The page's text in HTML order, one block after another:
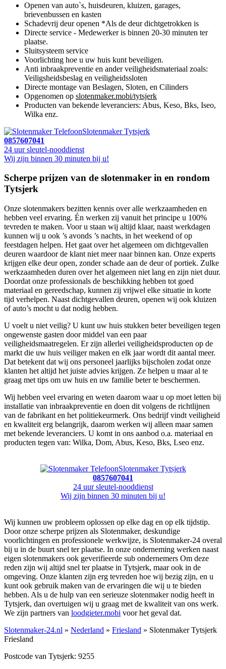
Openen van auto`s, huisdeuren, kluizen, garages,
brievenbussen en kasten
Schadevrij deur openen *Als de deur dichtgetrokken is
Directe service - Medewerker is binnen 20-30 minuten ter
plaatse.
Sluitsysteem service
Voorlichting hoe u uw huis kunt beveiligen.
Anti inbraakpreventie en ander veiligheidsmateriaal zoals:
Veiligsheidsbeslag en veiligheidssloten
Directe montage van Beslagen, Sloten, en Cilinders
Opgenomen op slotenmaker.mobi/tytsjerk
Producten van bekende leveranciers: Abus, Keso, Bks, Iseo,
Wilka enz.
Slotenmaker Tytsjerk
0857607041
24 uur sleutel-nooddienst
Wij zijn binnen 30 minuten bij u!
Scherpe prijzen van de slotenmaker in en rondom
Tytsjerk
Onze slotenmakers bezitten kennis over alle werkzaamheden en
hebben veel ervaring. Én werken zij vanuit het principe u 100%
tevreden te maken. Voor u staan wij altijd klaar, naast werkdagen
kunnen wij u ook ’s avonds ’s nachts, in het weekend of op
feestdagen helpen. Het gaat over het algemeen om dichtgevallen
deuren waardoor de klant niet meer naar binnen kan. Onze experts
krijgen elke deur open, zonder schade aan de deur of portiek. Zulke
werkzaamheden duren over het algemeen niet lang en zijn niet duur.
Doordat onze professionals de beschikking hebben tot goed
materiaal en gereedschap, kunnen zij vrijwel elke situatie in korte
tijd verhelpen. Naast dichtgevallen deuren, openen wij ook kluizen
of auto’s mocht u dat nodig hebben.
U voelt u niet veilig? U kunt uw huis stukken beter beveiligen tegen
ongewenste gasten door middel van een paar
veiligheidsmaatregelen. Er zijn allerlei veiligheidsproducten op de
markt die uw huis veiliger maken en elk jaar wordt dit aantal meer.
Dat betekent dat wij ons personeel jaarlijks bijscholen zodat onze
klanten het altijd het juiste advies krijgen. Ze helpen u maar al te
graag met tips om uw huis en uw familie beter te beschermen.
Wij hebben veel ervaring en weten daarom waar u op moet letten bij
installatie van inbraakpreventie en doen dit volgens de richtlijnen
van de fabrikant en het politiekeurmerk. Ons bedrijf vindt veiligheid
en kwaliteit erg belangrijk, daarom werken wij alleen maar samen
met bekende leveranciers. U komt in ons aanbod o.a. materiaal en
producten tegen van: Wilka, Dom, Abus, Keso, Bks, Lseo enz.
Slotenmaker Tytsjerk
0857607041
24 uur sleutel-nooddienst
Wij zijn binnen 30 minuten bij u!
Wij kunnen uw probleem oplossen op elke dag en op elk tijdstip.
Door onze scherpe prijzen als Slotenmaker, deskundige
voorlichtingen en professionele werkwijze, is Slotenmaker-24 overal
bij u in de buurt snel ter plaatse. In onze onderneming werken naast
eigen slotenmakers ook geverifieerde sub ondernemers Om deze
reden zijn wij altijd snel ter plaatse in Tytsjerk, maar ook in de
omgeving. Onze klanten zijn erg tevreden hoe wij bezig zijn, en u
kunt ook gebruik maken van de ervaringen die wij u te bieden
hebben. Als u de hulp van een serieuze slotenmaker nodig heeft in
Tytsjerk, dan overtuigen wij u graag met de kwaliteit van ons werk.
We zijn partners van loodgieter.mobi voor het geval dat.
Slotenmaker-24.nl » Nederland » Friesland » Slotenmaker Tytsjerk
Friesland
Postcode van Tytsjerk: 9255